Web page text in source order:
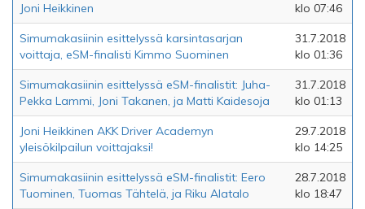
Joni Heikkinen
klo 07:46
Simumakasiinin esittelyssä karsintasarjan
voittaja, eSM-finalisti Kimmo Suominen
31.7.2018
klo 01:36
Simumakasiinin esittelyssä eSM-finalistit: Juha-
Pekka Lammi, Joni Takanen, ja Matti Kaidesoja
31.7.2018
klo 01:13
Joni Heikkinen AKK Driver Academyn
yleisökilpailun voittajaksi!
29.7.2018
klo 14:25
Simumakasiinin esittelyssä eSM-finalistit: Eero
Tuominen, Tuomas Tähtelä, ja Riku Alatalo
28.7.2018
klo 18:47